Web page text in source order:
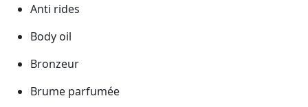
Anti rides
Body oil
Bronzeur
Brume parfumée